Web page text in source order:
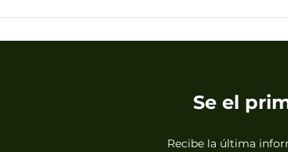
Se el
Recibe la última